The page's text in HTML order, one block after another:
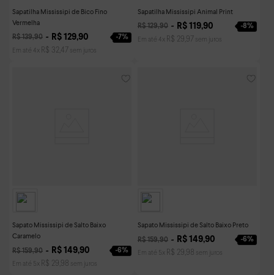
Sapatilha Mississipi de Bico Fino
Vermelha
R$139,90 R$ 129,90 -7%
Em até x R$ 32,47 sem juros
Sapatilha Mississipi Animal Print
R$129,90 R$ 119,90 -8%
Em até x R$ 29,97 sem juros
Sapato Mississipi de Salto Baixo
Caramelo
R$159,90 R$ 149,90 -6%
Em até 5 x R$ 29,98 sem juros
Sapato Mississipi de Salto Baixo Preto
R$159,90 R$ 149,90 -6%
Em até 5 x R$ 29,98 sem juros